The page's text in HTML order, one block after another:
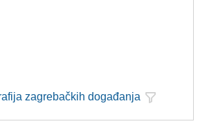
zagrebačkih događanja